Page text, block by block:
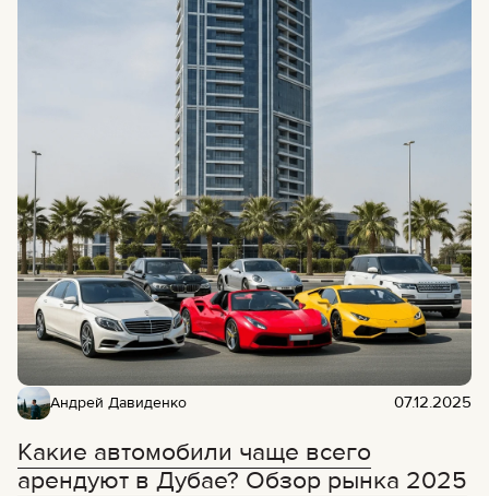
07.12.2025
Андрей Давиденко
Какие автомобили чаще всего
арендуют в Дубае? Обзор рынка 2025